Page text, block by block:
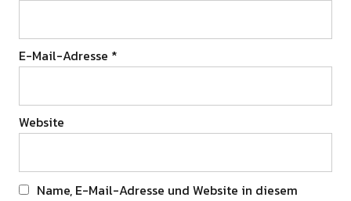
E-Mail-Adresse *
Website
Name, E-Mail-Adresse und Website in diesem